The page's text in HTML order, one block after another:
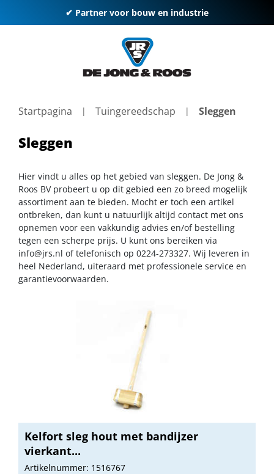
✔ Partner voor bouw en industrie
Startpagina Tuingereedschap Sleggen
Sleggen
Hier vindt u alles op het gebied van sleggen. De Jong &
Roos BV probeert u op dit gebied een zo breed mogelijk
assortiment aan te bieden. Mocht er toch een artikel
ontbreken, dan kunt u natuurlijk altijd contact met ons
opnemen voor een vakkundig advies en/of bestelling
tegen een scherpe prijs. U kunt ons bereiken via
info@jrs.nl of telefonisch op 0224-273327. Wij leveren in
heel Nederland, uiteraard met professionele service en
garantievoorwaarden.
Kelfort sleg hout met bandijzer
vierkant...
Artikelnummer: 1516767